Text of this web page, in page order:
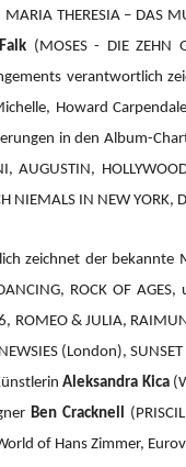
THERESIA – DAS
(MOSES - DIE ZEHN
verantwortlich
Howard
in den Album-
AUGUSTIN,
NIEMALS IN NEW YORK,
zeichnet der bekannte
ROCK OF AGES,
& JULIA,
NEWSIES (London),
Aleksandra Kica
Ben Cracknell
of Hans Zimmer,